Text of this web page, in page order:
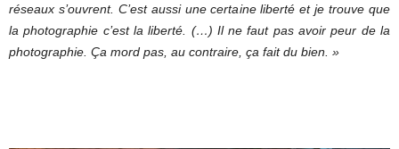
réseaux s’ouvrent. C’est aussi une certaine liberté et je trouve que
la photographie c’est la liberté. (…) Il ne faut pas avoir peur de la
photographie. Ça mord pas, au contraire, ça fait du bien. »